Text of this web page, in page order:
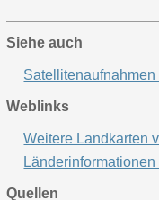
Siehe auch
Weblinks
Weitere Landkarten
Quellen